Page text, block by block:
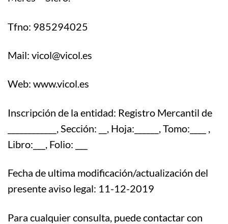
Tfno: 985294025
Mail: vicol@vicol.es
Web: www.vicol.es
Inscripción de la entidad: Registro Mercantil de
____________, Sección: __, Hoja:______, Tomo:____ ,
Libro:___, Folio: ___
Fecha de ultima modificación/actualización del
presente aviso legal: 11-12-2019
Para cualquier consulta, puede contactar con